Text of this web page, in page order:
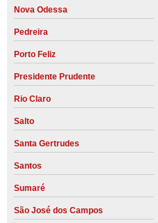
Nova Odessa
Pedreira
Porto Feliz
Presidente Prudente
Rio Claro
Salto
Santa Gertrudes
Santos
Sumaré
São José dos Campos